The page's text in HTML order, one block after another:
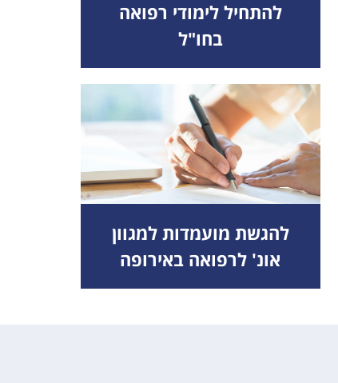
להתחיל לימודי רפואה
בחו"ל
להגשת מועמדות למגוון
אונ' לרפואה באירופה